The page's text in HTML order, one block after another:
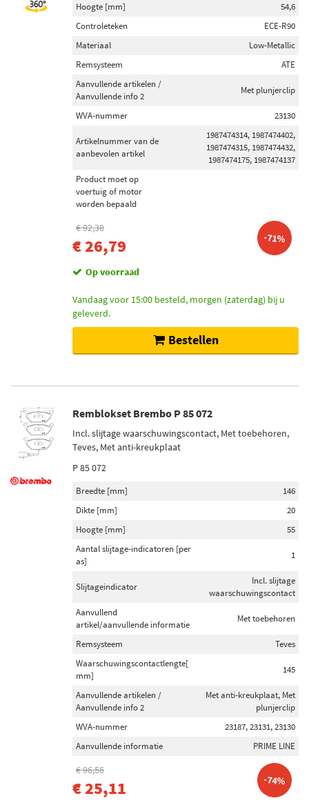
Hoogte [mm]
54,6
Controleteken
ECE-R90
Materiaal
Low-Metallic
Remsysteem
ATE
Aanvullende artikelen /
Aanvullende info 2
Met plunjerclip
WVA-nummer 23130
Artikelnummer van de
aanbevolen artikel
1987474314, 1987474402,
1987474315, 1987474432,
1987474175, 1987474137
Product moet op
voertuig of motor
worden bepaald
€ 92,38
€ 26,79 -71%
Op voorraad
Vandaag voor 15:00 besteld, morgen (zaterdag) bij u
geleverd.
Bestellen
Remblokset Brembo P 85 072
Incl. slijtage waarschuwingscontact, Met toebehoren,
Teves, Met anti-kreukplaat
P 85 072
Breedte [mm]
146
Dikte [mm]
20
Hoogte [mm]
55
Aantal slijtage-indicatoren [per
as]
1
Slijtageindicator
Incl. slijtage
waarschuwingscontact
Aanvullend
artikel/aanvullende informatie
Met toebehoren
Remsysteem
Teves
Waarschuwingscontactlengte[
mm]
145
Aanvullende artikelen /
Aanvullende info 2
Met anti-kreukplaat, Met
plunjerclip
WVA-nummer
23187, 23131, 23130
Aanvullende informatie
PRIME LINE
€ 96,56
€ 25,11 -74%